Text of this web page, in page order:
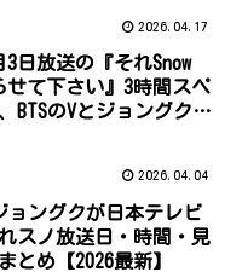
2026.04.17
3日放送の『それSnow
せて下さい』3時間スペ
BTSのVとジョングクが
2026.04.04
ョングクが日本テレビ
スノ放送日・時間・見
とめ【2026最新】